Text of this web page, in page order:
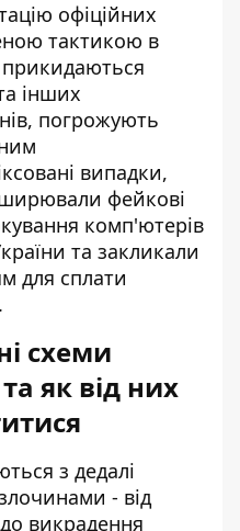
офіційних
тактикою в
інших
погрожують
випадки,
фейкові
комп'ютерів
та закликали
для сплати
схеми
як від них
з дедалі
- від
викрадення